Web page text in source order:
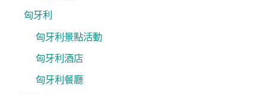
匈牙利
匈牙利景點活動
匈牙利酒店
匈牙利餐廳